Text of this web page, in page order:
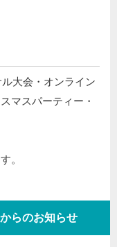
大会・オンライン
マスパーティー・
。
らのお知らせ